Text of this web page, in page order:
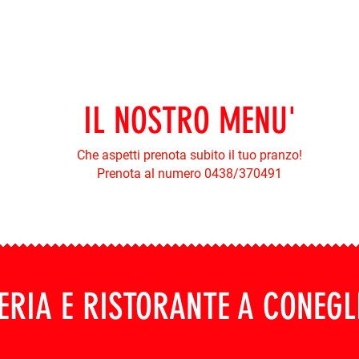
IL NOSTRO MENU'
Che aspetti prenota subito il tuo pranzo!
Prenota al numero 0438/370491
E RISTORANTE A